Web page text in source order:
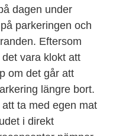
dagen under
parkeringen och
Eftersom
vara klokt att
om det går att
längre bort.
ta med egen mat
i direkt